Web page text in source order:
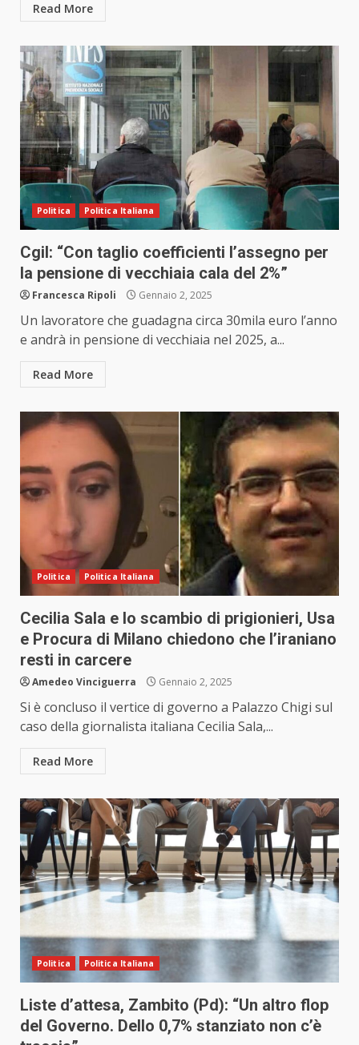
Read More
Politica Politica Italiana
Cgil: “Con taglio coefficienti l’assegno per
la pensione di vecchiaia cala del 2%”
Francesca Ripoli Gennaio 2, 2025
Un lavoratore che guadagna circa 30mila euro l’anno
e andrà in pensione di vecchiaia nel 2025, a...
Read More
Politica Politica Italiana
Cecilia Sala e lo scambio di prigionieri, Usa
e Procura di Milano chiedono che l’iraniano
resti in carcere
Amedeo Vinciguerra Gennaio 2, 2025
Si è concluso il vertice di governo a Palazzo Chigi sul
caso della giornalista italiana Cecilia Sala,...
Read More
Politica Politica Italiana
Liste d’attesa, Zambito (Pd): “Un altro flop
del Governo. Dello 0,7% stanziato non c’è